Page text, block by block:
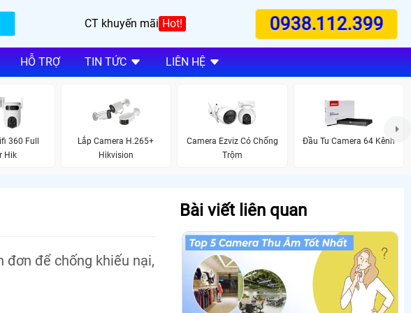
CT khuyến mãi Hot! 0938.112.399
HỖ TRỢ TIN TỨC LIÊN HỆ
360 Full
Hik
Lắp Camera H.265+
Hikvision
Camera Ezviz Có Chống
Trộm
Đầu Tu Camera 64 Kênh
đơn để chống khiếu nại,
Bài viết liên quan